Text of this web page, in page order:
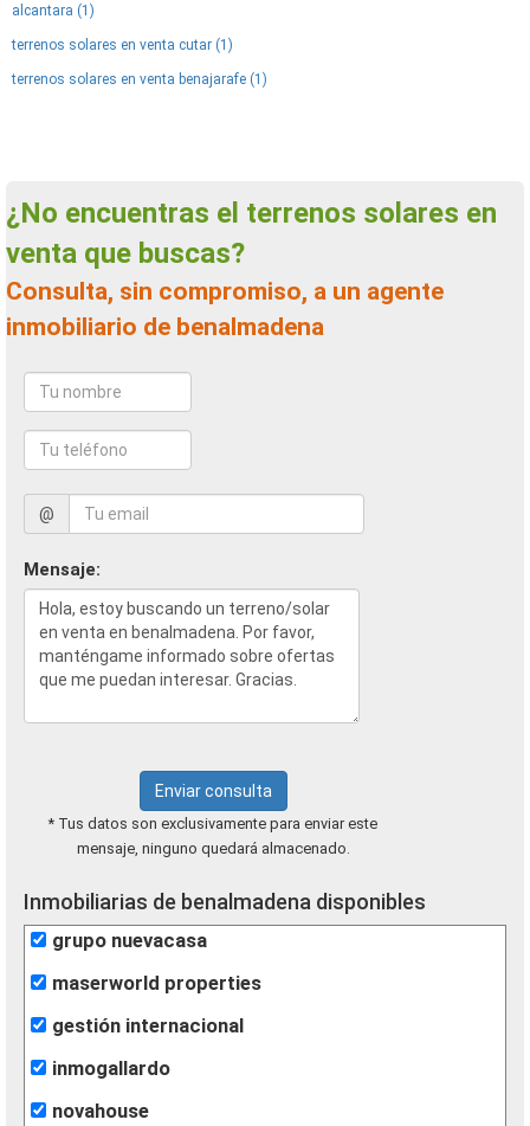
alcantara (1)
terrenos solares en venta cutar (1)
terrenos solares en venta benajarafe (1)
¿No encuentras el terrenos solares en
venta que buscas?
Consulta, sin compromiso, a un agente
inmobiliario de benalmadena
@
Mensaje:
Enviar consulta
* Tus datos son exclusivamente para enviar este
mensaje, ninguno quedará almacenado.
Inmobiliarias de benalmadena disponibles
grupo nuevacasa
maserworld properties
gestión internacional
inmogallardo
novahouse